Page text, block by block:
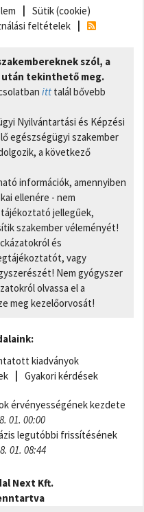
Sütik (cookie)
feltételek
szól, a
tekinthető meg.
itt talál bővebb
Nyilvántartási és Képzési
egészségügyi szakember
a következő
információk, amennyiben
ellenére - nem
jellegűek,
szakember véleményét!
és
vagy
Nem gyógyszer
olvassa el a
meg kezelőorvosát!
kiadványok
Gyakori kérdések
érvényességének kezdete
01. 00:00
legutóbbi frissítésének
01. 08:44
Next Kft.